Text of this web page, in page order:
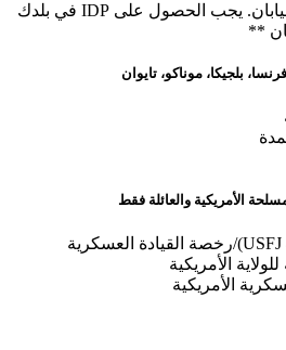
** لا يمكن إصدار IDP في اليابان. يجب الحصول على IDP في بلدك
**
الأمريكية
الأمريكية